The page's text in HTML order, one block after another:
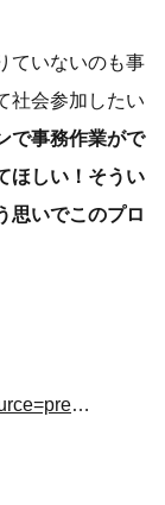
ていないのも事
社会参加したい
で事務作業がで
ほしい！そうい
思いでこのプロ
https://www.zenes.jp/projects/tdc?utm_source=press_release&utm_medium=value-press